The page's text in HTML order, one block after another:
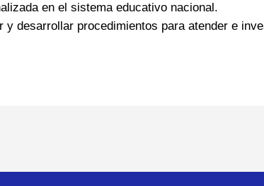
en el sistema educativo nacional.
y desarrollar procedimientos para atender e